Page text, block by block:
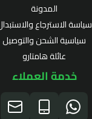
المدونة
سياسة الاسترجاع
سياسية الشحن والتوصيل
عائلة هامتارو
خدمة العملاء